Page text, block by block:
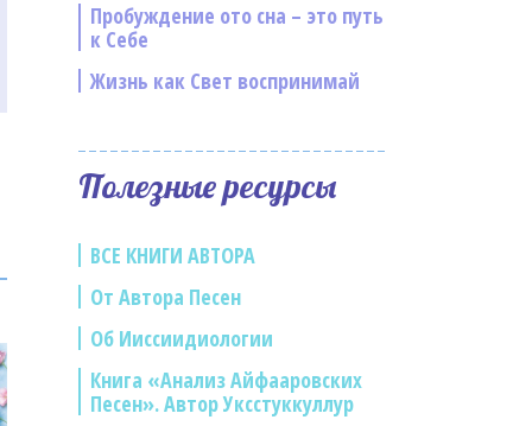
Пробуждение ото сна – это путь
к Себе
Жизнь как Свет воспринимай
Полезные ресурсы
ВСЕ КНИГИ АВТОРА
От Автора Песен
Об Ииссиидиологии
Книга «Анализ Айфааровских
Песен». Автор Уксстуккуллур